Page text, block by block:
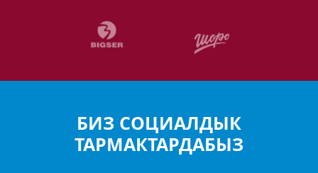
БИЗ СОЦИАЛДЫК
ТАРМАКТАРДАБЫЗ